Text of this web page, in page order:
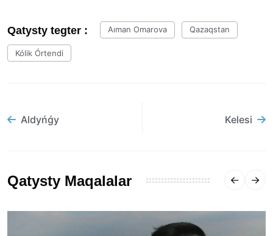
Qatysty tegter : Aıman Omarova Qazaqstan
Kólik Órtendi
Aldyńǵy Kelesi
Qatysty Maqalalar